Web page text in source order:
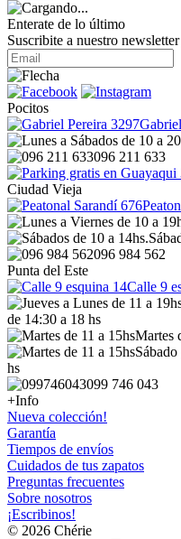
Enterate de lo último
Suscribite a nuestro
Pocitos
096 211 633
Ciudad Vieja
096 984 562
Punta del Este
Calle 9
de 14:30 a 18 hs
Martes
hs
099 746 043
+Info
Nueva colección!
Garantía
Tiempos de envíos
Cuidados de tus zapatos
Preguntas frecuentes
Sobre nosotros
¡Escribinos!
© 2026 Chérie